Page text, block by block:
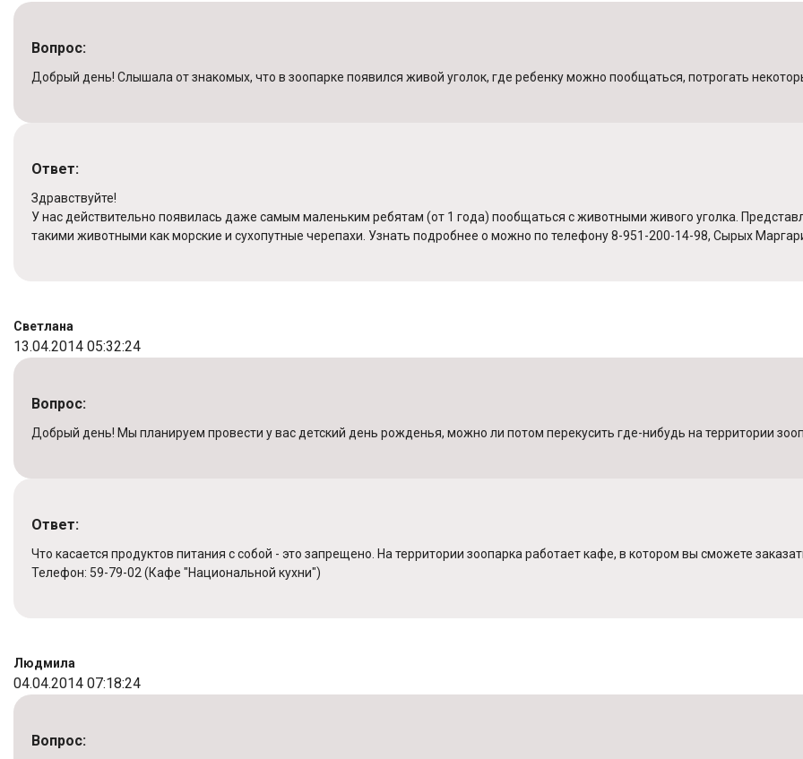
Вопрос:
Добрый день! Слышала от знакомых, что в зоопарке появился живой уголок, где ребенку можно пообщаться, потрогать
Ответ:
Здравствуйте!
У нас действительно появилась даже самым маленьким ребятам (от 1 года) пообщаться с животными живого уголка.
такими животными как морские и сухопутные черепахи. Узнать подробнее о можно по телефону 8-951-200-14-98, Сырых
Светлана
13.04.2014 05:32:24
Вопрос:
Добрый день! Мы планируем провести у вас детский день рожденья, можно ли потом перекусить где-нибудь на территории
Ответ:
Что касается продуктов питания с собой - это запрещено. На территории зоопарка работает кафе, в котором вы сможете
Телефон: 59-79-02 (Кафе "Национальной кухни")
Людмила
04.04.2014 07:18:24
Вопрос: